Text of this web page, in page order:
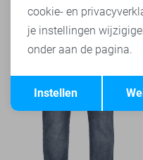
Terug
cookie- en
je instellingen
onder aan de pagina.
Instellen